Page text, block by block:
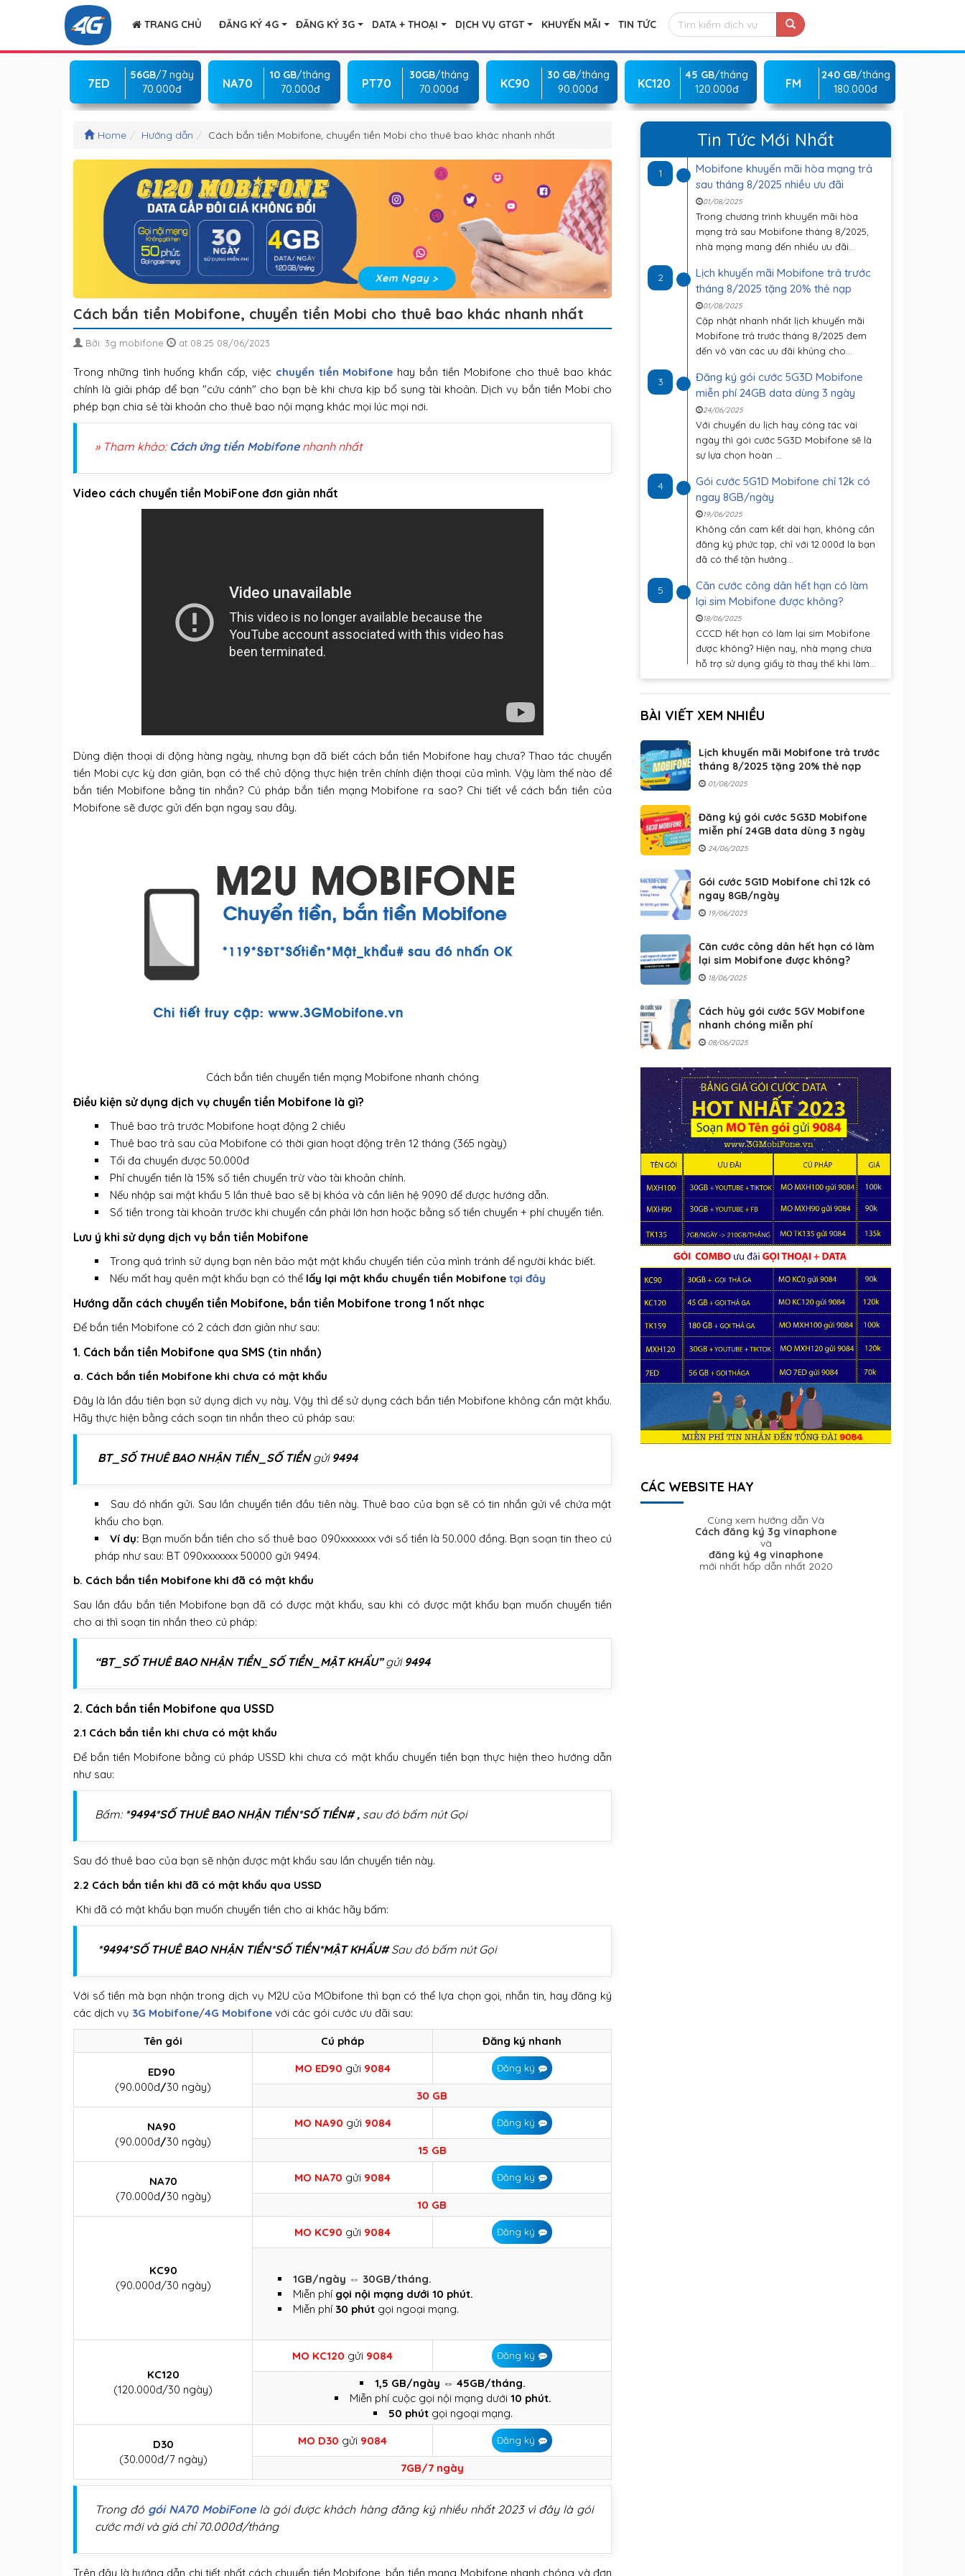
TRANG CHỦ ĐĂNG KÝ 4G ĐĂNG KÝ 3G DATA + THOẠI DỊCH VỤ GTGT KHUYẾN MÃI TIN TỨC
7ED
56GB/7 ngày
70.000đ
NA70
10 GB/tháng
70.000đ
PT70
30GB/tháng
70.000đ
KC90
30 GB/tháng
90.000đ
KC120
45 GB/tháng
120.000đ
FM
240 GB/tháng
180.000đ
Home Hướng dẫn Cách bắn tiền Mobifone, chuyển tiền Mobi cho thuê bao khác nhanh nhất
Cách bắn tiền Mobifone, chuyển tiền Mobi cho thuê bao khác nhanh nhất
Bởi: 3g mobifone at 08:25 08/06/2023
Trong những tình huống khẩn cấp, việc chuyển tiền Mobifone hay bắn tiền Mobifone cho thuê bao khác
chính là giải pháp để bạn "cứu cánh" cho bạn bè khi chưa kịp bổ sung tài khoản. Dịch vụ bắn tiền Mobi cho
phép bạn chia sẻ tài khoản cho thuê bao nội mạng khác mọi lúc mọi nơi.
» Tham khảo: Cách ứng tiền Mobifonenhanh nhất
Video cách chuyển tiền MobiFone đơn giản nhất
Dùng điện thoại di động hàng ngày, nhưng bạn đã biết cách bắn tiền Mobifone hay chưa? Thao tác chuyển
tiền Mobi cực kỳ đơn giản, bạn có thể chủ động thực hiện trên chính điện thoại của mình. Vậy làm thế nào để
bắn tiền Mobifone bằng tin nhắn? Cú pháp bắn tiền mạng Mobifone ra sao? Chi tiết về cách bắn tiền của
Mobifone sẽ được gửi đến bạn ngay sau đây.
Cách bắn tiền chuyển tiền mạng Mobifone nhanh chóng
Điều kiện sử dụng dịch vụ chuyển tiền Mobifone là gì?
Thuê bao trả trước Mobifone hoạt động 2 chiều
Thuê bao trả sau của Mobifone có thời gian hoạt động trên 12 tháng (365 ngày)
Tối đa chuyển được 50.000đ
Phí chuyển tiền là 15% số tiền chuyển trừ vào tài khoản chính.
Nếu nhập sai mật khẩu 5 lần thuê bao sẽ bị khóa và cần liên hệ 9090 để được hướng dẫn.
Số tiền trong tài khoản trước khi chuyển cần phải lớn hơn hoặc bằng số tiền chuyển + phí chuyển tiền.
Lưu ý khi sử dụng dịch vụ bắn tiền Mobifone
Trong quá trình sử dụng bạn nên bảo mật mật khẩu chuyển tiền của mình tránh để người khác biết.
Nếu mất hay quên mật khẩu bạn có thể lấy lại mật khẩu chuyển tiền Mobifone tại đây
Hướng dẫn cách chuyển tiền Mobifone, bắn tiền Mobifone trong 1 nốt nhạc
Để bắn tiền Mobifone có 2 cách đơn giản như sau:
1. Cách bắn tiền Mobifone qua SMS (tin nhắn)
a. Cách bắn tiền Mobifone khi chưa có mật khẩu
Đây là lần đầu tiên bạn sử dụng dịch vụ này. Vậy thì để sử dụng cách bắn tiền Mobifone không cần mật khẩu.
Hãy thực hiện bằng cách soạn tin nhắn theo cú pháp sau:
BT_SỐ THUÊ BAO NHẬN TIỀN_SỐ TIỀNgửi 9494
Sau đó nhấn gửi. Sau lần chuyển tiền đầu tiên này. Thuê bao của bạn sẽ có tin nhắn gửi về chứa mật
khẩu cho bạn.
Ví dụ: Bạn muốn bắn tiền cho số thuê bao 090xxxxxxx với số tiền là 50.000 đồng. Bạn soạn tin theo cú
pháp như sau: BT 090xxxxxxx 50000 gửi 9494.
b. Cách bắn tiền Mobifone khi đã có mật khẩu
Sau lần đầu bắn tiền Mobifone bạn đã có được mật khẩu, sau khi có được mật khẩu bạn muốn chuyển tiền
cho ai thì soạn tin nhắn theo cú pháp:
“BT_SỐ THUÊ BAO NHẬN TIỀN_SỐ TIỀN_MẬT KHẨU”gửi9494
2. Cách bắn tiền Mobifone qua USSD
2.1 Cách bắn tiền khi chưa có mật khẩu
Để bắn tiền Mobifone bằng cú pháp USSD khi chưa có mật khẩu chuyển tiền bạn thực hiện theo hướng dẫn
như sau:
Bấm: *9494*SỐ THUÊ BAO NHẬN TIỀN*SỐ TIỀN# , sau đó bấm nút Gọi
Sau đó thuê bao của bạn sẽ nhận được mật khẩu sau lần chuyển tiền này.
2.2 Cách bắn tiền khi đã có mật khẩu qua USSD
Khi đã có mật khẩu bạn muốn chuyển tiền cho ai khác hãy bấm:
*9494*SỐ THUÊ BAO NHẬN TIỀN*SỐ TIỀN*MẬT KHẨU#Sau đó bấm nút Gọi
Với số tiền mà bạn nhận trong dịch vụ M2U của MObifone thì bạn có thể lựa chọn gọi, nhắn tin, hay đăng ký
các dịch vụ 3G Mobifone/4G Mobifone với các gói cước ưu đãi sau:
Tên gói Cú pháp Đăng ký nhanh
ED90
(90.000đ/30 ngày)
MO ED90 gửi 9084 Đăng ký
30 GB
NA90
(90.000đ/30 ngày)
MO NA90 gửi 9084 Đăng ký
15 GB
NA70
(70.000đ/30 ngày)
MO NA70 gửi 9084 Đăng ký
10 GB
KC90
(90.000đ/30 ngày)
MO KC90 gửi 9084 Đăng ký
1GB/ngày ⇔ 30GB/tháng.
Miễn phí gọi nội mạng dưới 10 phút.
Miễn phí 30 phút gọi ngoại mạng.
KC120
(120.000đ/30 ngày)
MO KC120 gửi 9084 Đăng ký
1,5 GB/ngày ⇔ 45GB/tháng.
Miễn phí cuộc gọi nội mạng dưới 10 phút.
50 phútgọi ngoại mạng.
D30
(30.000đ/7 ngày)
MO D30 gửi 9084 Đăng ký
7GB/7 ngày
Trong đó gói NA70 MobiFonelà gói được khách hàng đăng ký nhiều nhất 2023 vì đây là gói
cước mới và giá chỉ 70.000đ/tháng
Trên đây là hướng dẫn chi tiết nhất cách chuyển tiền Mobifone, bắn tiền mạng Mobifone nhanh chóng và đơn
Tin Tức Mới Nhất
1
Mobifone khuyến mãi hòa mạng trả
sau tháng 8/2025 nhiều ưu đãi
01/08/2025
Trong chương trình khuyến mãi hòa
mạng trả sau Mobifone tháng 8/2025,
nhà mạng mang đến nhiều ưu đãi...
2
Lịch khuyến mãi Mobifone trả trước
tháng 8/2025 tặng 20% thẻ nạp
01/08/2025
Cập nhật nhanh nhất lịch khuyến mãi
Mobifone trả trước tháng 8/2025 đem
đến vô vàn các ưu đãi khủng cho...
3
Đăng ký gói cước 5G3D Mobifone
miễn phí 24GB data dùng 3 ngày
24/06/2025
Với chuyến du lịch hay công tác vài
ngày thì gói cước 5G3D Mobifone sẽ là
sự lựa chọn hoàn ...
4
Gói cước 5G1D Mobifone chỉ 12k có
ngay 8GB/ngày
19/06/2025
Không cần cam kết dài hạn, không cần
đăng ký phức tạp, chỉ với 12.000đ là bạn
đã có thể tận hưởng...
5
Căn cước công dân hết hạn có làm
lại sim Mobifone được không?
18/06/2025
CCCD hết hạn có làm lại sim Mobifone
được không? Hiện nay, nhà mạng chưa
hỗ trợ sử dụng giấy tờ thay thế khi làm...
BÀI VIẾT XEM NHIỀU
Lịch khuyến mãi Mobifone trả trước
tháng 8/2025 tặng 20% thẻ nạp
01/08/2025
Đăng ký gói cước 5G3D Mobifone
miễn phí 24GB data dùng 3 ngày
24/06/2025
Gói cước 5G1D Mobifone chỉ 12k có
ngay 8GB/ngày
19/06/2025
Căn cước công dân hết hạn có làm
lại sim Mobifone được không?
18/06/2025
Cách hủy gói cước 5GV Mobifone
nhanh chóng miễn phí
08/06/2025
CÁC WEBSITE HAY
Cùng xem hướng dẫn Và
Cách đăng ký 3g vinaphone
và
đăng ký 4g vinaphone
mới nhất hấp dẫn nhất 2020